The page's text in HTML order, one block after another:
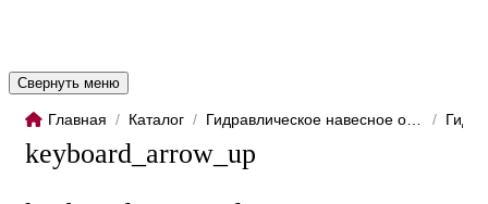
Свернуть меню
Главная / Каталог / /
keyboard_arrow_up